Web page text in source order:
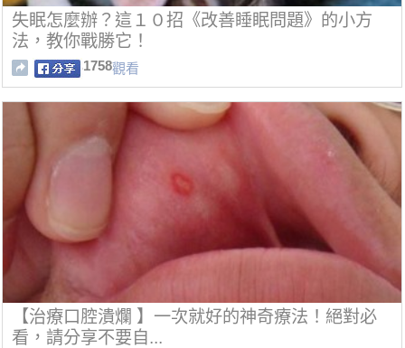
失眠怎麼辦？這１０招《改善睡眠問題》的小方
法，教你戰勝它！
1758觀看
【治療口腔潰爛 】一次就好的神奇療法！絕對必
看，請分享不要自...